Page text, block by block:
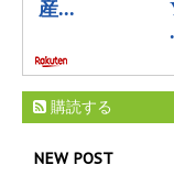
購読する
NEW POST